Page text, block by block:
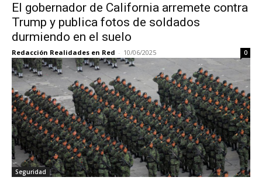
El gobernador de California arremete contra
Trump y publica fotos de soldados
durmiendo en el suelo
Redacción Realidades en Red - 10/06/2025 0
Seguridad